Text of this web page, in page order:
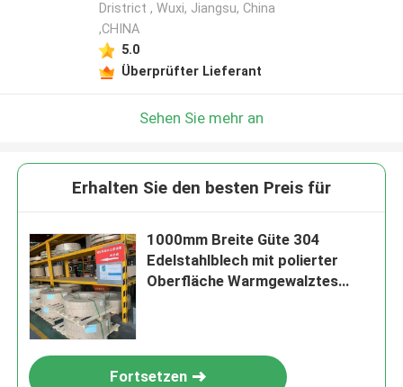
Dristrict , Wuxi, Jiangsu, China
,CHINA
5.0
Überprüfter Lieferant
Sehen Sie mehr an
Erhalten Sie den besten Preis für
1000mm Breite Güte 304
Edelstahlblech mit polierter
Oberfläche Warmgewalztes
Fortsetzen